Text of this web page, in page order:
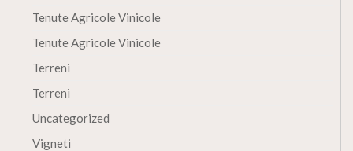
Tenute Agricole Vinicole
Tenute Agricole Vinicole
Terreni
Terreni
Uncategorized
Vigneti